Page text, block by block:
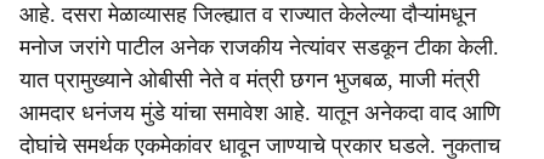
आहे. दसरा मेळाव्यासह जिल्ह्यात व राज्यात केलेल्या दौऱ्यांमधून
मनोज जरांगे पाटील अनेक राजकीय नेत्यांवर सडकून टीका केली.
यात प्रामुख्याने ओबीसी नेते व मंत्री छगन भुजबळ, माजी मंत्री
आमदार धनंजय मुंडे यांचा समावेश आहे. यातून अनेकदा वाद आणि
दोघांचे समर्थक एकमेकांवर धावून जाण्याचे प्रकार घडले. नुकताच